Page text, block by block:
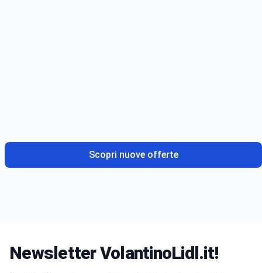
Scopri nuove offerte
Newsletter VolantinoLidl.it!